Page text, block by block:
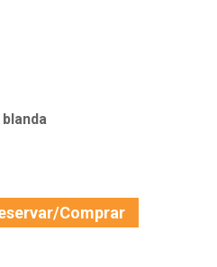
Comprar